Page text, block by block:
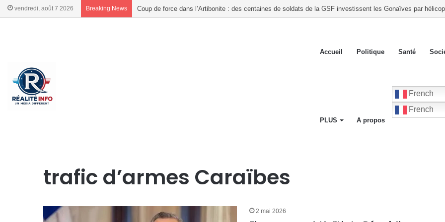
vendredi, août 7 2026 Breaking News Coup de force dans l’Artibonite : des centaines de soldats de la GSF investissent les Gonaïves par
Accueil Politique Santé
PLUS A propos
French
French
French
trafic d’armes Caraïbes
2 mai 2026